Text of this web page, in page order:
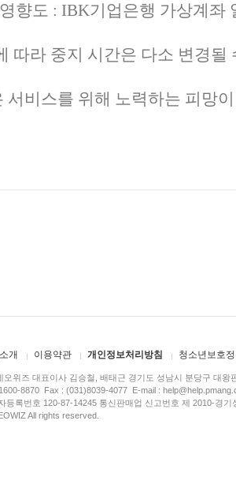
향도 : IBK기업은행 가상계좌
따라 중지 시간은 다소 변경될
서비스를 위해 노력하는 피망
개 이용약관 개인정보처리방침 청소년보호
오위즈 대표이사 김승철, 배태근 경기도 성남시 분당구 대왕
8870 Fax : (031)8039-4077 E-mail :
등록번호 120-87-14245 통신판매업 신고번호 제 2010-경
All rights reserved.